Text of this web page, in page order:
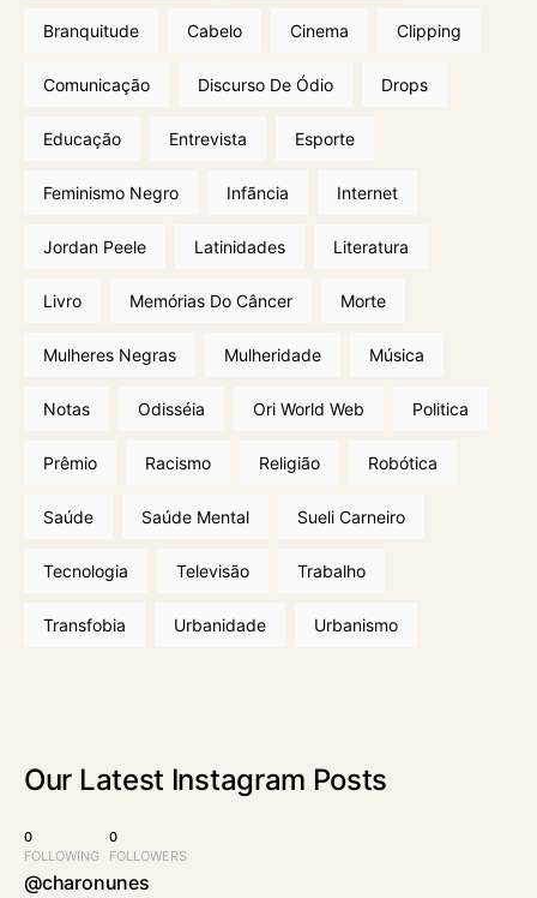
Branquitude Cabelo Cinema Clipping
Comunicação Discurso De Ódio Drops
Educação Entrevista Esporte
Feminismo Negro Infãncia Internet
Jordan Peele Latinidades Literatura
Livro Memórias Do Câncer Morte
Mulheres Negras Mulheridade Música
Notas Odisséia Ori World Web Politica
Prêmio Racismo Religião Robótica
Saúde Saúde Mental Sueli Carneiro
Tecnologia Televisão Trabalho
Transfobia Urbanidade Urbanismo
Our Latest Instagram Posts
0
FOLLOWING
0
FOLLOWERS
@charonunes